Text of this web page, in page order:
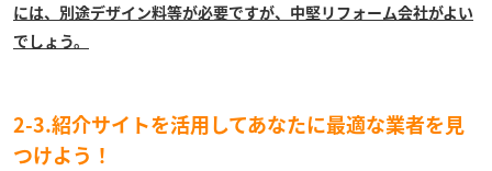
には、別途デザイン料等が必要ですが、中堅リフォーム会社がよい
でしょう。
2-3.紹介サイトを活用してあなたに最適な業者を見
つけよう！